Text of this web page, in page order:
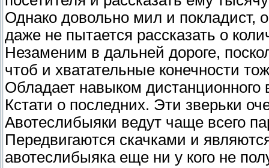
Однако довольно мил и покладист,
даже не пытается рассказать о
Незаменим в дальней дороге,
чтоб и хватательные конечности
Обладает навыком дистанционного
Кстати о последних. Эти зверьки
Авотеслибыяки ведут чаще всего
Передвигаются скачками и
авотеслибыяка еще ни у кого не